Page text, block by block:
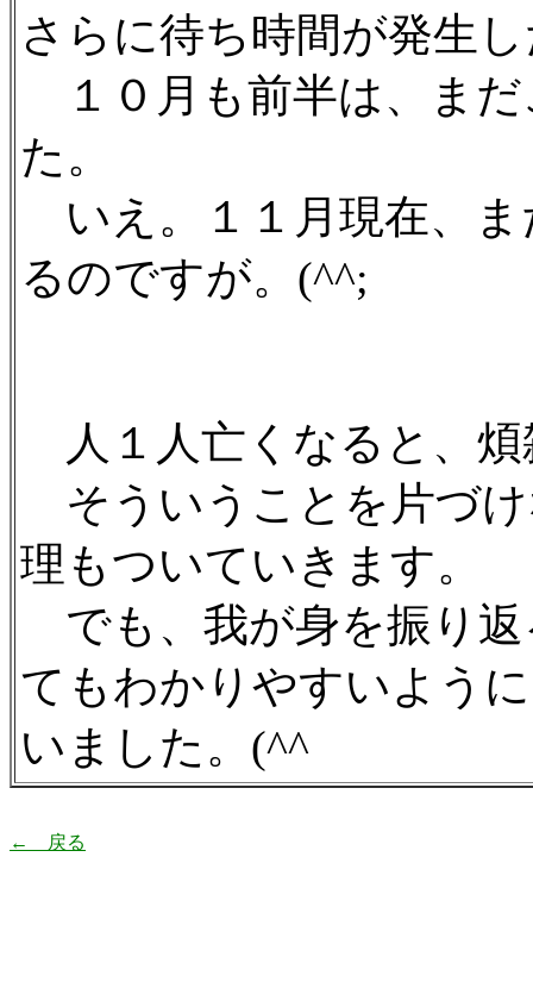
さらに待ち時間が発生
１０月も前半は、ま
た。
いえ。１１月現在、ま
るのですが。(^^;ゞ
人１人亡くなると、煩
そういうことを片づ
理もついていきます。
でも、我が身を振り
てもわかりやすいよう
いました。(^^ゞ
← 戻る